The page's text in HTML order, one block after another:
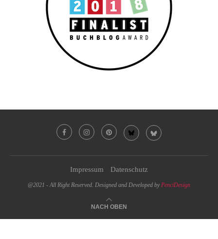
Impressum Datenschutz
@2021 - All Right Reserved. Designed and Developed by PenciDesign
NACH OBEN